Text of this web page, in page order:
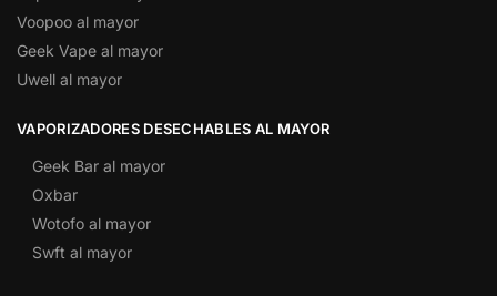
Voopoo al mayor
Geek Vape al mayor
Uwell al mayor
VAPORIZADORES DESECHABLES AL MAYOR
Geek Bar al mayor
Oxbar
Wotofo al mayor
Swft al mayor